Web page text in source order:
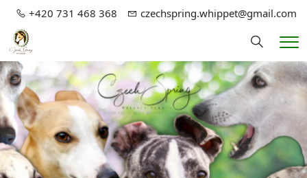
+420 731 468 368 czechspring.whippet@gmail.com
Hledání